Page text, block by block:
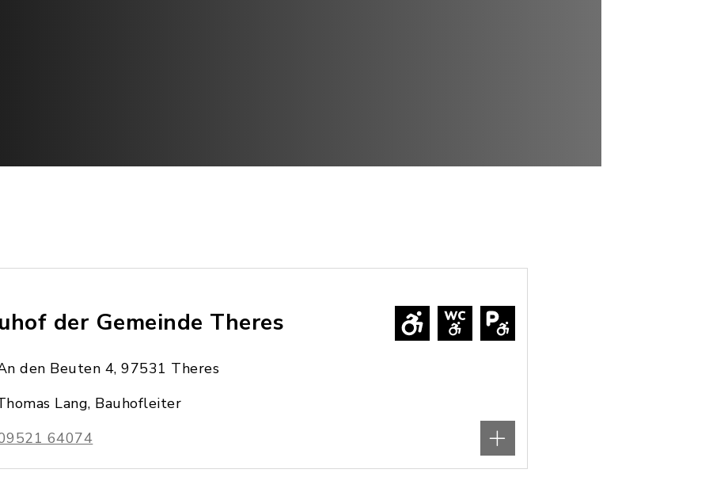
der Gemeinde Theres
den Beuten 4, 97531 Theres
Lang, Bauhofleiter
64074